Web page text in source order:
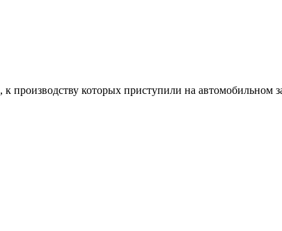
, к производству которых приступили на